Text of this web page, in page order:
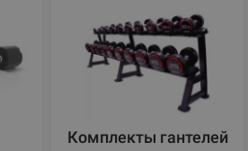
Комплекты гантелей